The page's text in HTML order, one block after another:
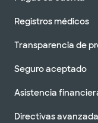
Registros médicos
Transparencia de
Seguro aceptado
Asistencia
Directivas